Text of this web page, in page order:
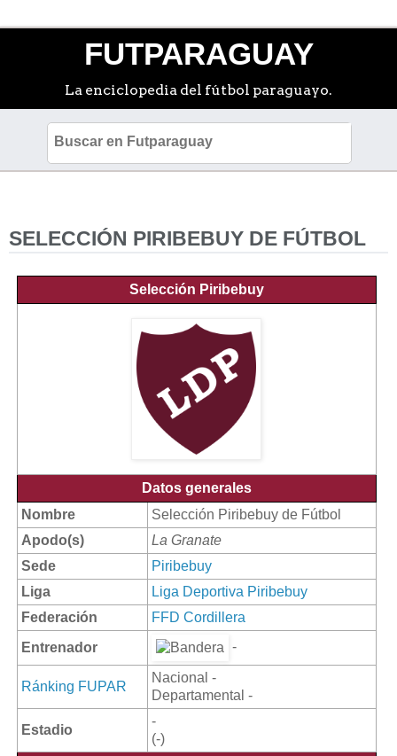
FUTPARAGUAY
La enciclopedia del fútbol paraguayo.
SELECCIÓN PIRIBEBUY DE FÚTBOL
Selección Piribebuy
Datos generales
Nombre
Selección Piribebuy de Fútbol
Apodo(s)
La Granate
Sede
Piribebuy
Liga
Liga Deportiva Piribebuy
Federación
FFD Cordillera
Entrenador
-
Ránking FUPAR
Nacional -
Departamental -
Estadio
-
(-)